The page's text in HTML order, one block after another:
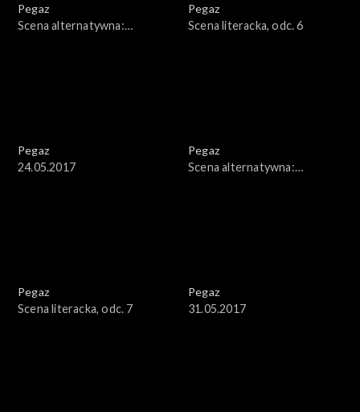
Pegaz
Scena alternatywna:
Pegaz
Scena literacka, odc. 6
Pegaz
24.05.2017
Pegaz
Scena alternatywna:
Pegaz
Scena literacka, odc. 7
Pegaz
31.05.2017